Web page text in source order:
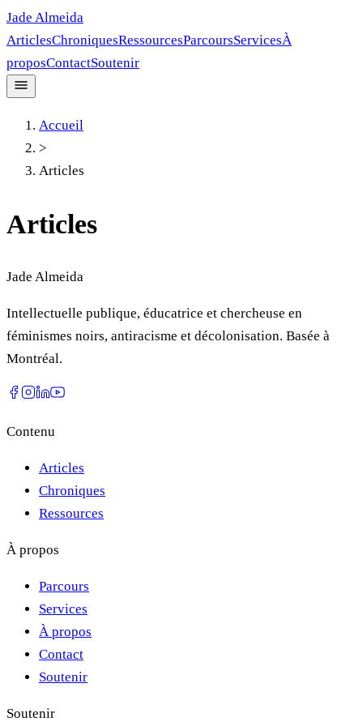
Jade Almeida
ArticlesChroniquesRessourcesParcoursServicesÀ
proposContactSoutenir
Accueil
>
Articles
Articles
Jade Almeida
Intellectuelle publique, éducatrice et chercheuse en
féminismes noirs, antiracisme et décolonisation. Basée à
Montréal.
Contenu
Articles
Chroniques
Ressources
À propos
Parcours
Services
À propos
Contact
Soutenir
Soutenir